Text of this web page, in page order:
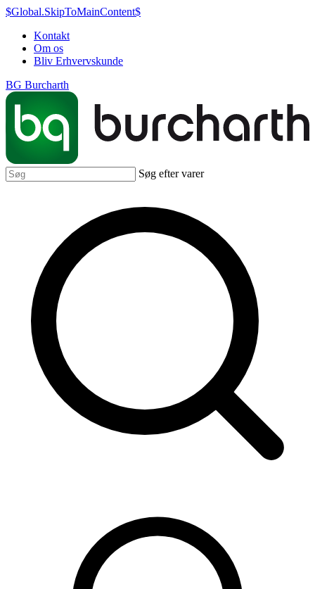
$Global.SkipToMainContent$
Kontakt
Om os
Bliv Erhvervskunde
BG Burcharth
Søg efter varer